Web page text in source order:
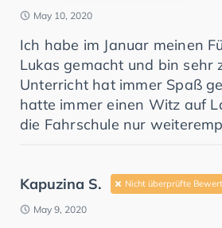
May 10, 2020
Ich habe im Januar meinen
Lukas gemacht und bin sehr
Unterricht hat immer Spaß
hatte immer einen Witz auf
die Fahrschule nur
Kapuzina S. Nicht überprüfte
May 9, 2020